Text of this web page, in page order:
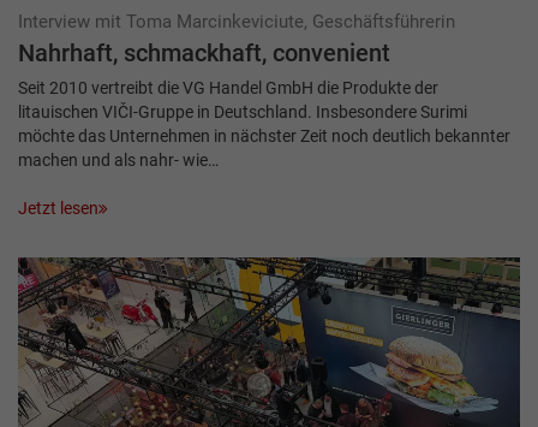
Interview mit Toma Marcinkeviciute, Geschäftsführerin
Nahrhaft, schmackhaft, convenient
Seit 2010 vertreibt die VG Handel GmbH die Produkte der
litauischen VIČI-Gruppe in Deutschland. Insbesondere Surimi
möchte das Unternehmen in nächster Zeit noch deutlich bekannter
machen und als nahr- wie…
Jetzt lesen